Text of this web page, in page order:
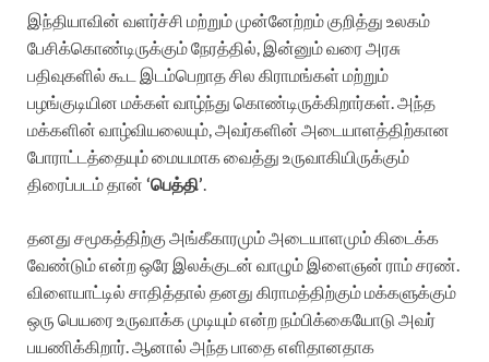
இந்தியாவின் வளர்ச்சி மற்றும் முன்னேற்றம் குறித்து உலகம்
பேசிக்கொண்டிருக்கும் நேரத்தில், இன்னும் வரை அரசு
பதிவுகளில் கூட இடம்பெறாத சில கிராமங்கள் மற்றும்
பழங்குடியின மக்கள் வாழ்ந்து கொண்டிருக்கிறார்கள். அந்த
மக்களின் வாழ்வியலையும், அவர்களின் அடையாளத்திற்கான
போராட்டத்தையும் மையமாக வைத்து உருவாகியிருக்கும்
திரைப்படம் தான் ‘பெத்தி’.
தனது சமூகத்திற்கு அங்கீகாரமும் அடையாளமும் கிடைக்க
வேண்டும் என்ற ஒரே இலக்குடன் வாழும் இளைஞன் ராம் சரண்.
விளையாட்டில் சாதித்தால் தனது கிராமத்திற்கும் மக்களுக்கும்
ஒரு பெயரை உருவாக்க முடியும் என்ற நம்பிக்கையோடு அவர்
பயணிக்கிறார். ஆனால் அந்த பாதை எளிதானதாக